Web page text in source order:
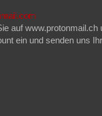
auf www.protonmail.ch
ein und senden uns